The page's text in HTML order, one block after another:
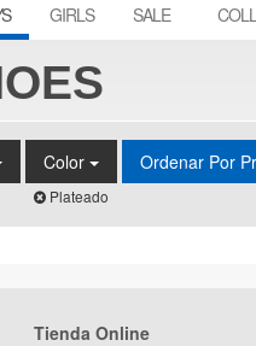
GIRLS SALE
Color
Plateado
Ordenar Por
Tienda Online